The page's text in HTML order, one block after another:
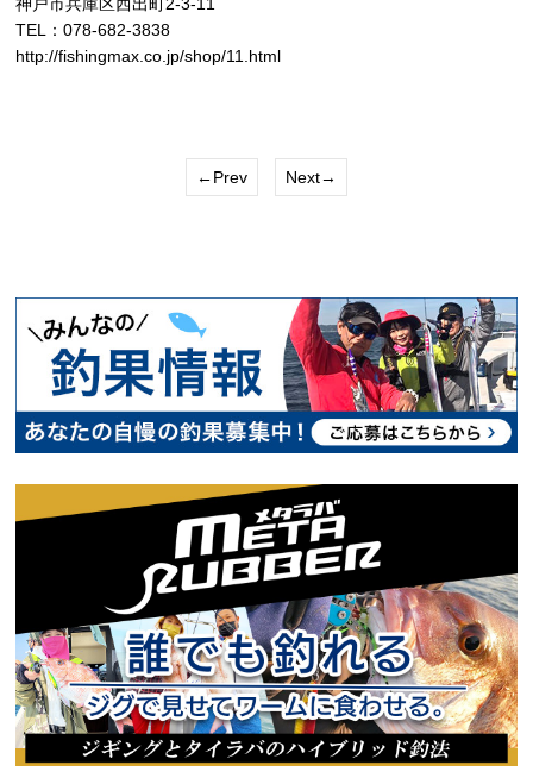
TEL：078-682-3838
http://fishingmax.co.jp/shop/11.html
←Prev Next→